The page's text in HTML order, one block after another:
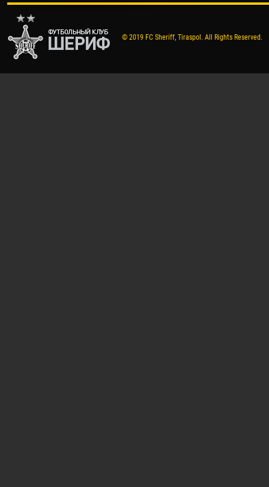
© 2019 FC Sheriff, Tiraspol. All Rights Reserved.